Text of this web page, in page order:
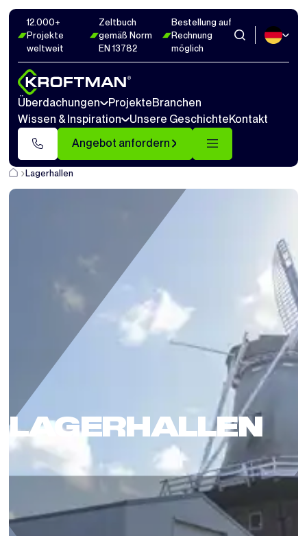
12.000+
Projekte
weltweit
Zeltbuch
gemäß Norm
EN 13782
Bestellung auf
Rechnung
möglich
Überdachungen ProjekteBranchen
Wissen & Inspiration
Unsere GeschichteKontakt
Angebot anfordern
Lagerhallen
LAGERHALLEN